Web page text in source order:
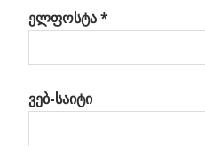
ელფოსტა*
ვებ-საიტი